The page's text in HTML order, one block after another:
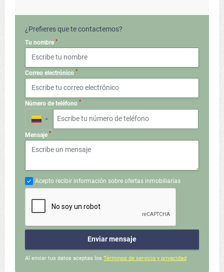
¿Prefieres que te contactemos?
Tu nombre *
Correo electrónico *
Número de teléfono *
▼
Mensaje *
Acepto recibir información sobre ofertas inmobiliarias
Enviar mensaje
Al enviar tus datos aceptas los Términos de servicio y privacidad